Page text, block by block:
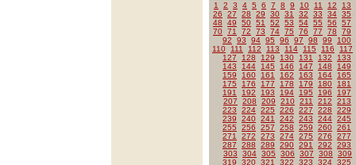
1 2 3 4 5 6 7 8 9 10 11 12
13
26
27 28 29 30 31 32 33 34 35
48
49 50 51 52 53 54 55 56
57
70 71 72 73 74 75 76 77 78
79
92
93 94 95 96 97 98 99
100
110
111 112 113 114 115 116
117
127
128 129 130 131 132
133
143
144 145 146 147 148
149
159
160 161 162 163 164
165
175
176 177 178 179 180
181
191
192 193 194 195 196
197
207
208 209 210 211 212
213
223
224 225 226 227 228
229
239
240 241 242 243 244 245
255
256 257 258 259 260 261
271
272 273 274 275 276
277
287
288 289 290 291 292
293
303
304 305 306 307 308
309
319
320 321 322 323 324 325